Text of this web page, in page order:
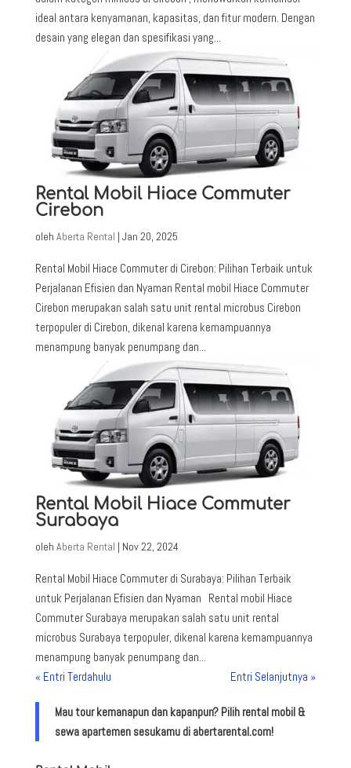
ideal antara kenyamanan, kapasitas, dan fitur modern. Dengan
desain yang elegan dan spesifikasi yang...
Rental Mobil Hiace Commuter
Cirebon
oleh Aberta Rental | Jan 20, 2025
Rental Mobil Hiace Commuter di Cirebon: Pilihan Terbaik untuk
Perjalanan Efisien dan Nyaman Rental mobil Hiace Commuter
Cirebon merupakan salah satu unit rental microbus Cirebon
terpopuler di Cirebon, dikenal karena kemampuannya
menampung banyak penumpang dan...
Rental Mobil Hiace Commuter
Surabaya
oleh Aberta Rental | Nov 22, 2024
Rental Mobil Hiace Commuter di Surabaya: Pilihan Terbaik
untuk Perjalanan Efisien dan Nyaman Rental mobil Hiace
Commuter Surabaya merupakan salah satu unit rental
microbus Surabaya terpopuler, dikenal karena kemampuannya
menampung banyak penumpang dan...
« Entri Terdahulu
Entri Selanjutnya »
Mau tour kemanapun dan kapanpun? Pilih rental mobil &
sewa apartemen sesukamu di abertarental.com!